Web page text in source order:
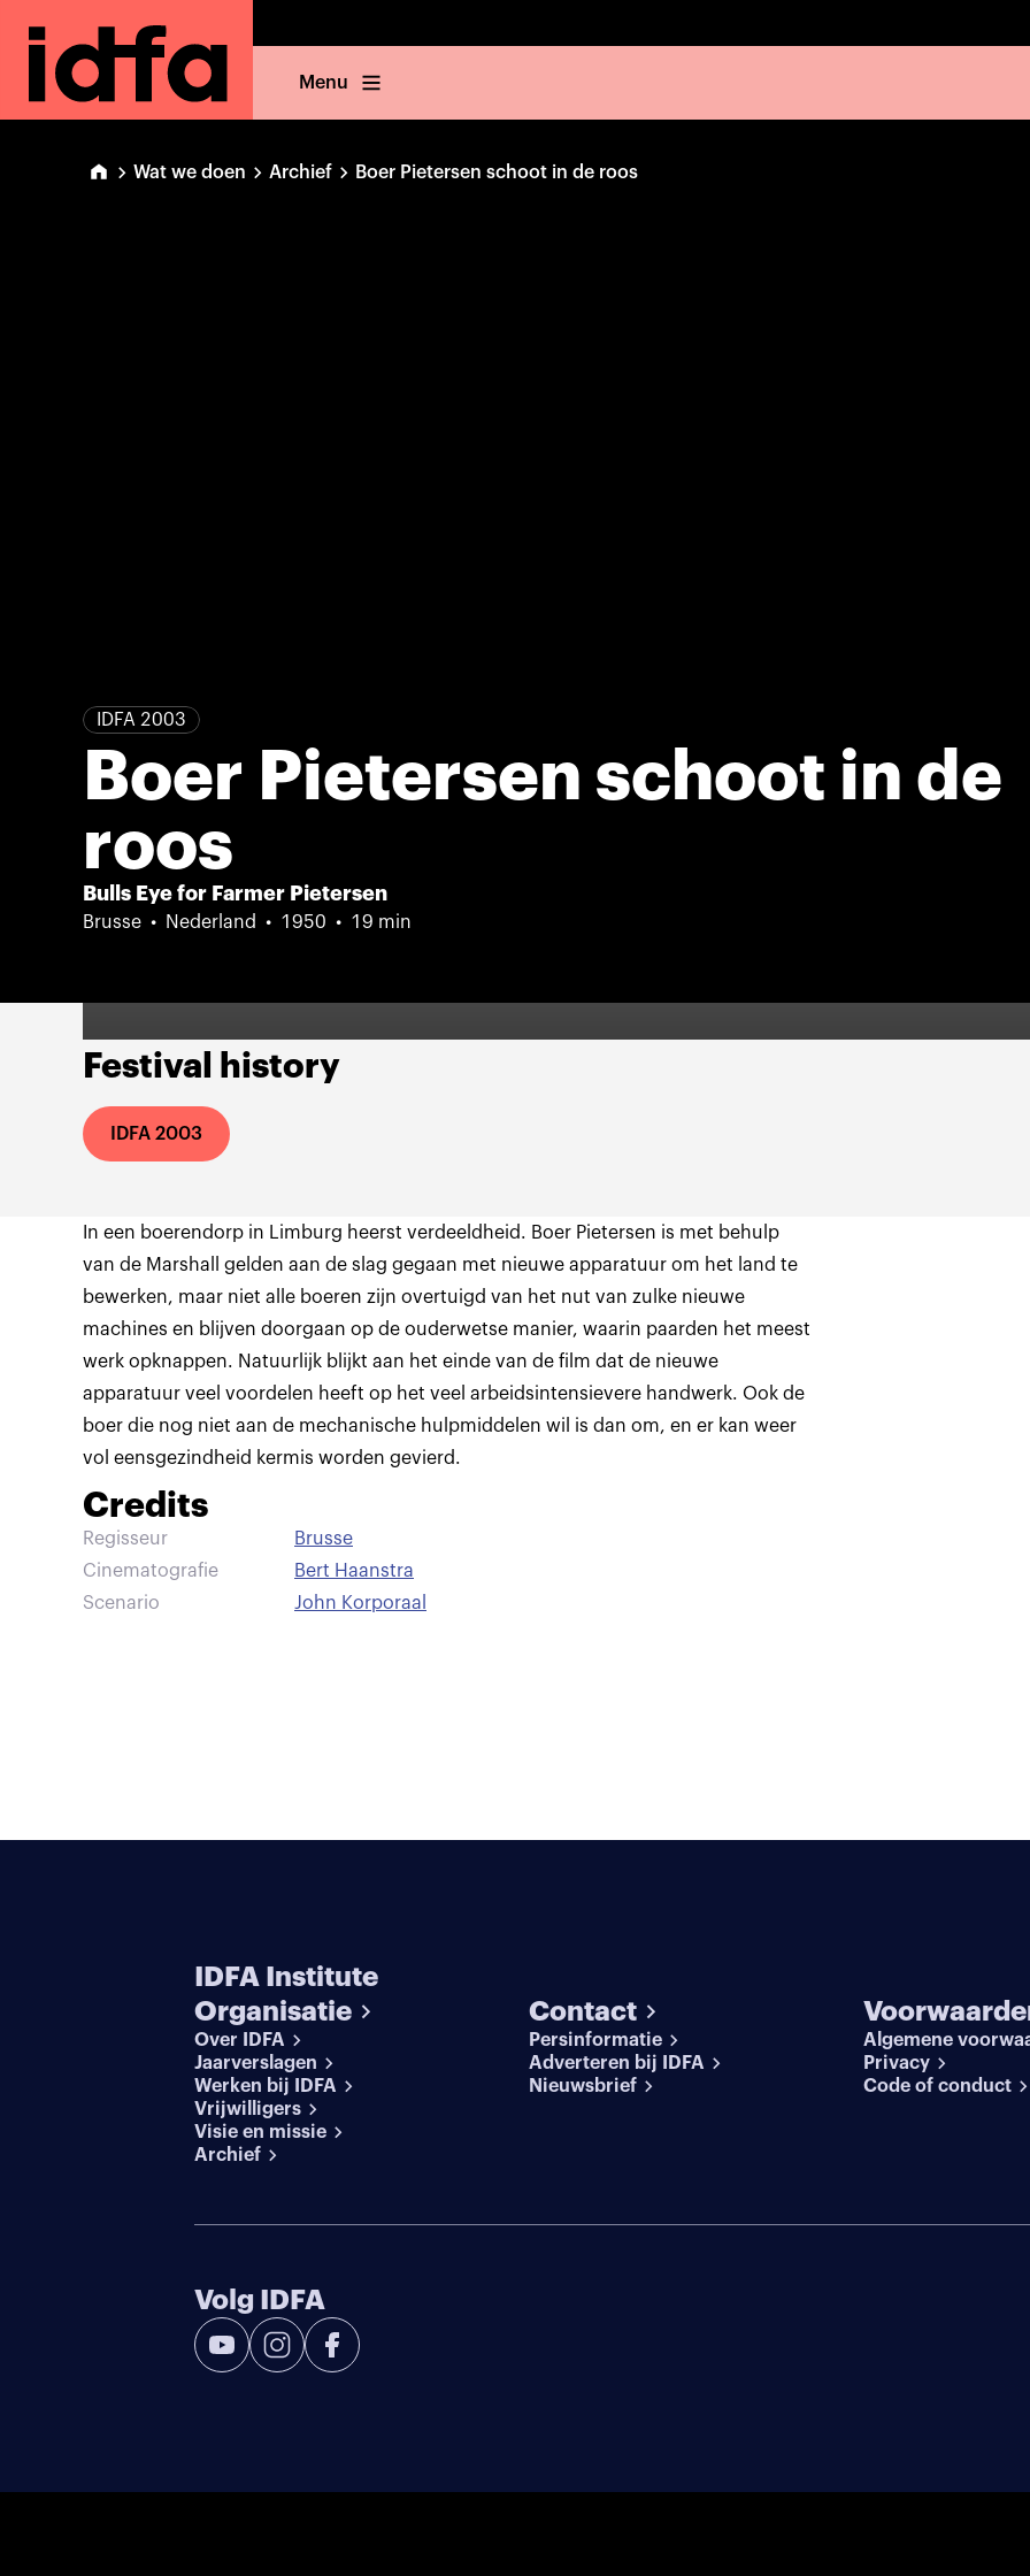
Menu
Wat we doen Archief Boer Pietersen schoot in de roos
IDFA 2003
Boer Pietersen schoot in de
roos
Bulls Eye for Farmer Pietersen
Brusse Nederland 1950 19 min
Festival history
IDFA 2003
In een boerendorp in Limburg heerst verdeeldheid. Boer Pietersen is met behulp
van de Marshall gelden aan de slag gegaan met nieuwe apparatuur om het land te
bewerken, maar niet alle boeren zijn overtuigd van het nut van zulke nieuwe
machines en blijven doorgaan op de ouderwetse manier, waarin paarden het meest
werk opknappen. Natuurlijk blijkt aan het einde van de film dat de nieuwe
apparatuur veel voordelen heeft op het veel arbeidsintensievere handwerk. Ook de
boer die nog niet aan de mechanische hulpmiddelen wil is dan om, en er kan weer
vol eensgezindheid kermis worden gevierd.
Credits
Regisseur
Brusse
Cinematografie
Bert Haanstra
Scenario
John Korporaal
IDFA Institute
Organisatie
Over IDFA
Jaarverslagen
Werken bij IDFA
Vrijwilligers
Visie en missie
Archief
Contact
Persinformatie
Adverteren bij IDFA
Nieuwsbrief
Algemene
Privacy
Code of conduct
Volg IDFA